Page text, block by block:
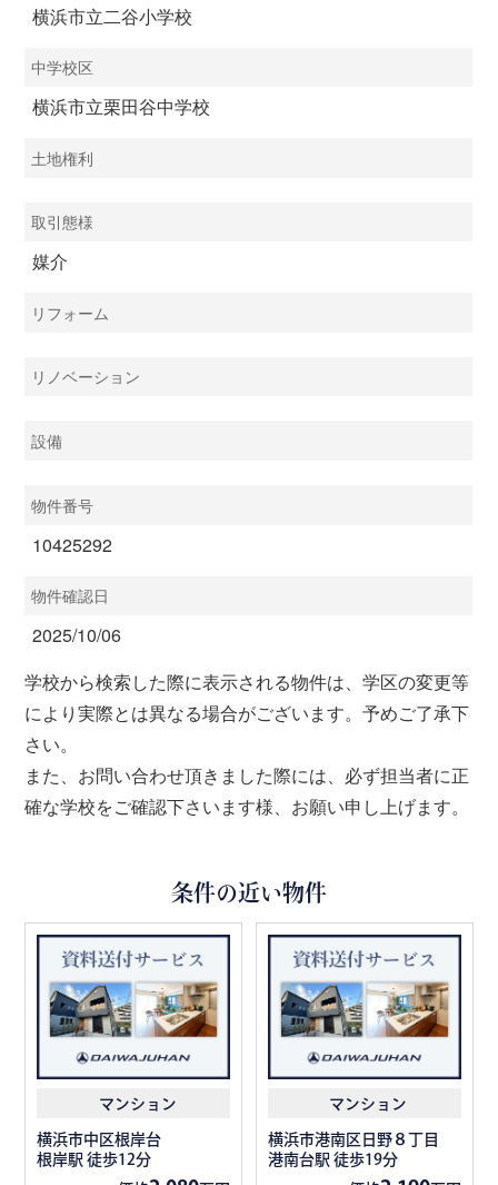
横浜市立二谷小学校
中学校区
横浜市立栗田谷中学校
土地権利
取引態様
媒介
リフォーム
リノベーション
設備
物件番号
10425292
物件確認日
2025/10/06
学校から検索した際に表示される物件は、学区の変更等
により実際とは異なる場合がございます。予めご了承下
さい。
また、お問い合わせ頂きました際には、必ず担当者に正
確な学校をご確認下さいます様、お願い申し上げます。
条件の近い物件
マンション
横浜市中区根岸台
根岸駅 徒歩12分
マンション
横浜市港南区日野８丁目
港南台駅 徒歩19分